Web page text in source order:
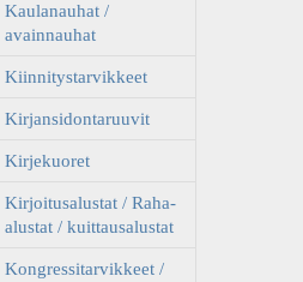
Kaulanauhat /
avainnauhat
Kiinnitystarvikkeet
Kirjansidontaruuvit
Kirjekuoret
Kirjoitusalustat / Raha-
alustat / kuittausalustat
Kongressitarvikkeet /